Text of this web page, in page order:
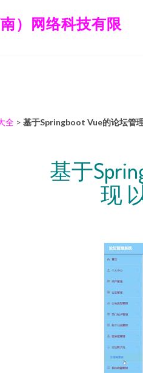
）网络科技有限
全 > 基于Springboot Vue的论坛管
基于
现